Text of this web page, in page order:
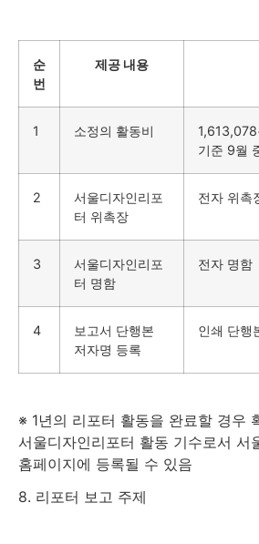
순
번
제공 내용
1 소정의 활동비
기준 9월
2
서울디자인리포
터 위촉장
전자 위촉
3
서울디자인리포
터 명함
전자 명함
4
보고서 단행본
저자명 등록
인쇄 단행
※ 1년의 리포터 활동을 완료할 경우
서울디자인리포터 활동 기수로서 서
홈페이지에 등록될 수 있음
8. 리포터 보고 주제